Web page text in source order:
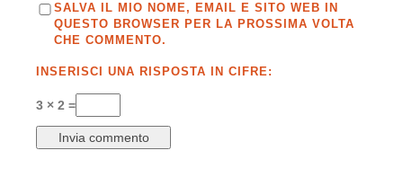
SALVA IL MIO NOME, EMAIL E SITO WEB IN
QUESTO BROWSER PER LA PROSSIMA VOLTA
CHE COMMENTO.
INSERISCI UNA RISPOSTA IN CIFRE:
3 × 2 =